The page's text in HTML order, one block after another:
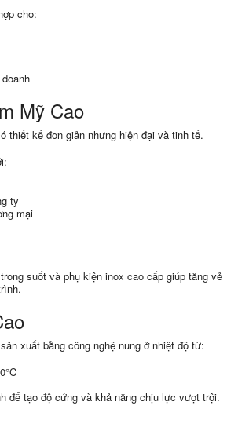
cho:
Mỹ Cao
thiết kế đơn giản nhưng hiện đại và tinh tế.
ty
mại
suốt và phụ kiện inox cao cấp giúp tăng vẻ
xuất bằng công nghệ nung ở nhiệt độ từ:
để tạo độ cứng và khả năng chịu lực vượt trội.